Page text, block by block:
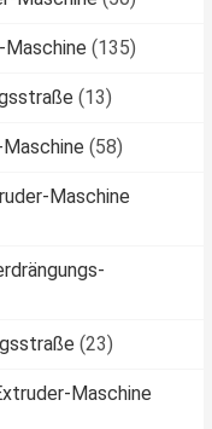
Maschine (135)
(13)
(58)
Maschine
(23)
Maschine